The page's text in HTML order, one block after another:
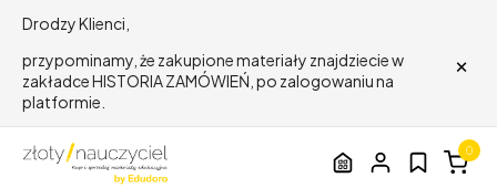
Drodzy Klienci,
przypominamy, że zakupione materiały znajdziecie w
zakładce HISTORIA ZAMÓWIEŃ, po zalogowaniu na
platformie.
×
0